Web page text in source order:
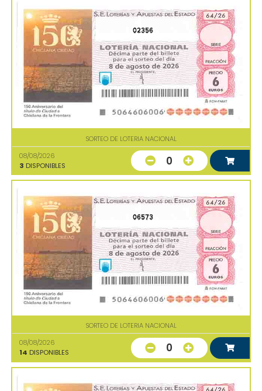
02356
SORTEO DE LOTERIA NACIONAL
08/08/2026
3 DISPONIBLES 0
06573
SORTEO DE LOTERIA NACIONAL
08/08/2026
14 DISPONIBLES 0